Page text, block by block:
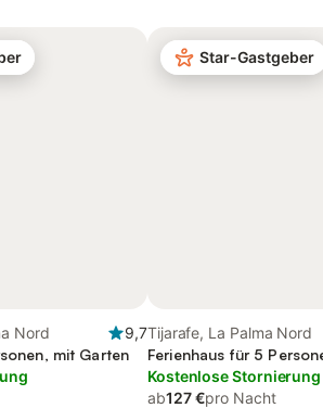
Nord
9,7
mit Garten
Star-Gastgeber
Tijarafe, La Palma Nord
Ferienhaus für 5
Kostenlose Stornierung
ab127 €pro Nacht